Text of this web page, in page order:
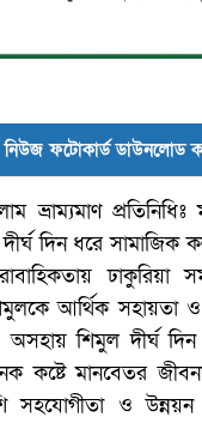
ফটোকার্ড ডাউনলোড
ভ্রাম্যমাণ প্রতিনিধিঃ
দিন ধরে
ঢাকুরিয়া
আর্থিক সহায়তা ও
অসহায় শিমুল দীর্ঘ
কষ্টে মানবেতর
ও উন্নয়ন